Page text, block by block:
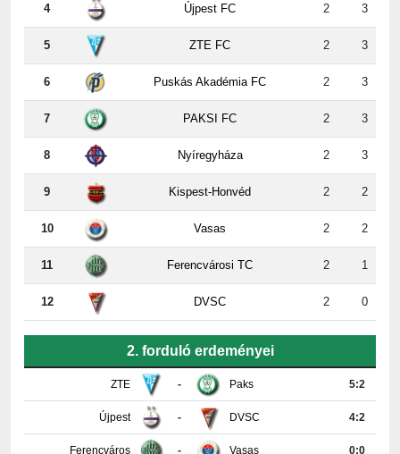
5 ZTE FC 2 3
6 Puskás Akadémia FC 2 3
7 PAKSI FC 2 3
8 Nyíregyháza 2 3
9 Kispest-Honvéd 2 2
10 Vasas 2 2
11 Ferencvárosi TC 2 1
12 DVSC 2 0
ZTE - Paks
Újpest DVSC 4:2
Ferencváros Vasas 0:0
Győr Nyíregyháza 4:0